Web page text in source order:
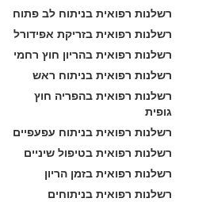
רשלנות רפואית בניתוח לב פתוח
רשלנות רפואית בזריקת אפידורל
רשלנות רפואית בהריון חוץ רחמי
רשלנות רפואית בניתוח ראש
רשלנות רפואית בהפריה חוץ
גופית
רשלנות רפואית בניתוח עפעפיים
רשלנות רפואית בטיפול שיניים
רשלנות רפואית בזמן הריון
רשלנות רפואית בניתוחים